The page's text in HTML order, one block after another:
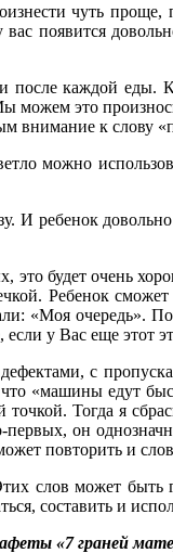
чуть проще,
вас появится
каждой еды.
можем это
внимание к слову
можно
И ребенок
будет очень
Ребенок сможет
«Моя очередь».
у Вас еще этот
с
«машины едут
точкой. Тогда я
первых, он
повторить и
слов может быть
составить и
«7 граней